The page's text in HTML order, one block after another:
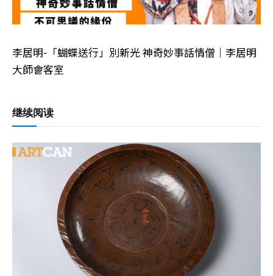
李居明-「蝴蝶送行」別新光 神奇妙事話情僧｜李居明
大師會客室
继续阅读